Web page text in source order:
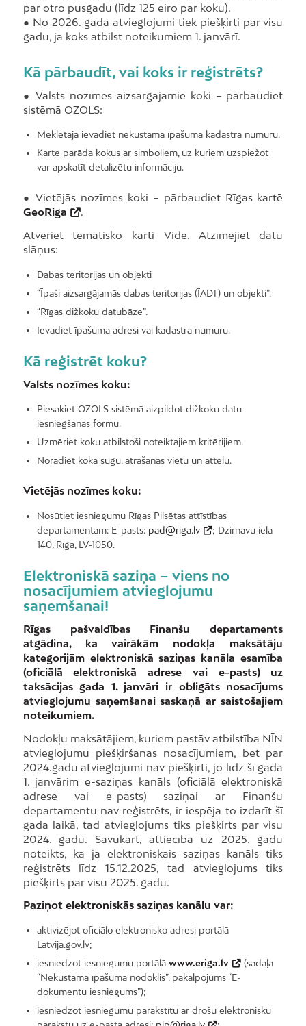
par otro pusgadu (līdz 125 eiro par koku).
● No 2026. gada atvieglojumi tiek piešķirti par visu
gadu, ja koks atbilst noteikumiem 1. janvārī.
Kā pārbaudīt, vai koks ir reģistrēts?
● Valsts nozīmes aizsargājamie koki – pārbaudiet
sistēmā OZOLS:
Meklētājā ievadiet nekustamā īpašuma kadastra numuru.
Karte parāda kokus ar simboliem, uz kuriem uzspiežot
var apskatīt detalizētu informāciju.
● Vietējās nozīmes koki – pārbaudiet Rīgas kartē
GeoRiga
.
Atveriet tematisko karti Vide. Atzīmējiet datu
slāņus:
Dabas teritorijas un objekti
“Īpaši aizsargājamās dabas teritorijas (ĪADT) un objekti”.
“Rīgas dižkoku datubāze”.
Ievadiet īpašuma adresi vai kadastra numuru.
Kā reģistrēt koku?
Valsts nozīmes koku:
Piesakiet OZOLS sistēmā aizpildot dižkoku datu
iesniegšanas formu.
Uzmēriet koku atbilstoši noteiktajiem kritērijiem.
Norādiet koka sugu, atrašanās vietu un attēlu.
Vietējās nozīmes koku:
Nosūtiet iesniegumu Rīgas Pilsētas attīstības
departamentam: E-pasts: pad@riga.lv
; Dzirnavu iela
140, Rīga, LV-1050.
Elektroniskā saziņa – viens no
nosacījumiem atvieglojumu
saņemšanai!
Rīgas pašvaldības Finanšu departaments
atgādina, ka vairākām nodokļa maksātāju
kategorijām elektroniskā saziņas kanāla esamība
(oficiālā elektroniskā adrese vai e-pasts) uz
taksācijas gada 1. janvāri ir obligāts nosacījums
atvieglojumu saņemšanai saskaņā ar saistošajiem
noteikumiem.
Nodokļu maksātājiem, kuriem pastāv atbilstība NĪN
atvieglojumu piešķiršanas nosacījumiem, bet par
2024.gadu atvieglojumi nav piešķirti, jo līdz šī gada
1. janvārim e-saziņas kanāls (oficiālā elektroniskā
adrese vai e-pasts) saziņai ar Finanšu
departamentu nav reģistrēts, ir iespēja to izdarīt šī
gada laikā, tad atvieglojums tiks piešķirts par visu
2024. gadu. Savukārt, attiecībā uz 2025. gadu
noteikts, ka ja elektroniskais saziņas kanāls tiks
reģistrēts līdz 15.12.2025, tad atvieglojums tiks
piešķirts par visu 2025. gadu.
Paziņot elektroniskās saziņas kanālu var:
aktivizējot oficiālo elektronisko adresi portālā
Latvija.gov.lv;
iesniedzot iesniegumu portālā www.eriga.lv
(sadaļa
“Nekustamā īpašuma nodoklis”, pakalpojums “E-
dokumentu iesniegums”);
iesniedzot iesniegumu parakstītu ar drošu elektronisku